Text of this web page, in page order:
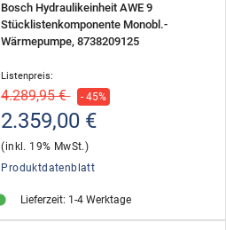
Bosch Hydraulikeinheit AWE 9
Stücklistenkomponente Monobl.-
Wärmepumpe, 8738209125
Listenpreis:
4.289,95 € - 45%
2.359,00 €
(inkl. 19% MwSt.)
Produktdatenblatt
Lieferzeit: 1-4 Werktage